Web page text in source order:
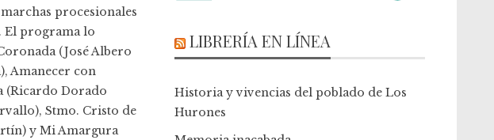
procesionales
El programa lo
(José Albero
Amanecer con
(Ricardo Dorado
Stmo. Cristo de
y Mi Amargura
LIBRERÍA EN LÍNEA
Historia y vivencias del poblado de Los
Hurones